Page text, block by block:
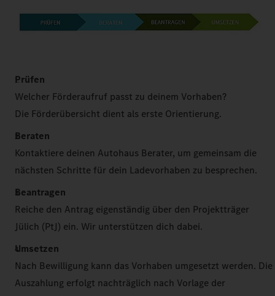
Prüfen
Welcher Förderaufruf passt zu deinem Vorhaben?
Die Förderübersicht dient als erste Orientierung.
Beraten
Kontaktiere deinen Autohaus Berater, um gemeinsam die
nächsten Schritte für dein Ladevorhaben zu besprechen.
Beantragen
Reiche den Antrag eigenständig über den Projektträger
Jülich (PtJ) ein. Wir unterstützen dich dabei.
Umsetzen
Nach Bewilligung kann das Vorhaben umgesetzt werden. Die
Auszahlung erfolgt nachträglich nach Vorlage der